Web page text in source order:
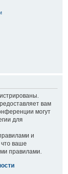
вам
могут
для
и
ваше
правилами.